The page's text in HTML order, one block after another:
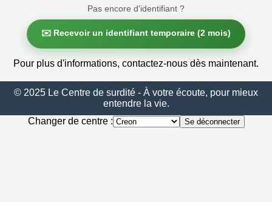
Pas encore d'identifiant ?
✉️ Recevoir un identifiant temporaire (2 mois)
Pour plus d'informations, contactez-nous dès maintenant.
© 2025 Le Centre de surdité - À votre écoute, pour mieux
entendre la vie.
Changer de centre : Se déconnecter